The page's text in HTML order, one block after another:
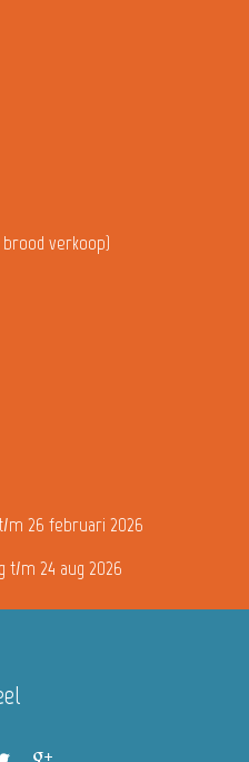
brood verkoop)
m 26 februari 2026
t/m 24 aug 2026